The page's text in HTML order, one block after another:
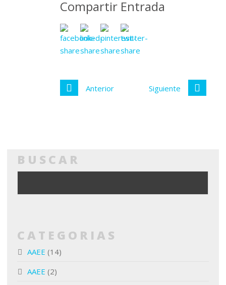
Compartir Entrada
Anterior Siguiente
BUSCAR
CATEGORIAS
AAEE (14)
AAEE (2)